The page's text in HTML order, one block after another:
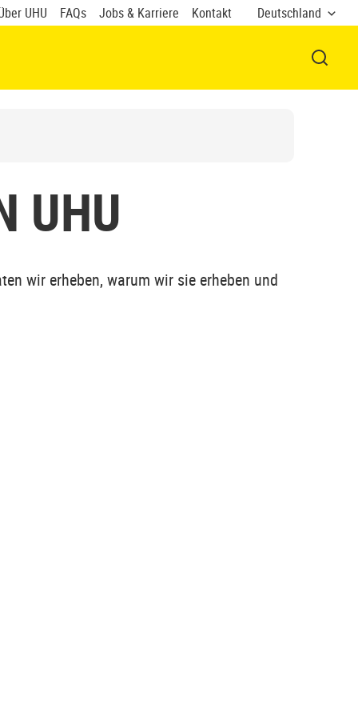
UHU FAQs Jobs & Karriere Kontakt Deutschland
UHU
wir erheben, warum wir sie erheben und